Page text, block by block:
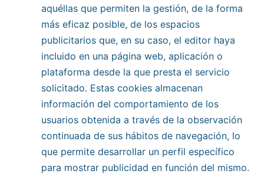
aquéllas que permiten la gestión, de la forma
más eficaz posible, de los espacios
publicitarios que, en su caso, el editor haya
incluido en una página web, aplicación o
plataforma desde la que presta el servicio
solicitado. Estas cookies almacenan
información del comportamiento de los
usuarios obtenida a través de la observación
continuada de sus hábitos de navegación, lo
que permite desarrollar un perfil específico
para mostrar publicidad en función del mismo.